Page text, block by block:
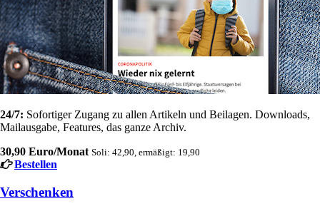
24/7: Sofortiger Zugang zu allen Artikeln und Beilagen. Downloads,
Mailausgabe, Features, das ganze Archiv.
30,90 Euro/Monat Soli: 42,90, ermäßigt: 19,90
Bestellen
Verschenken